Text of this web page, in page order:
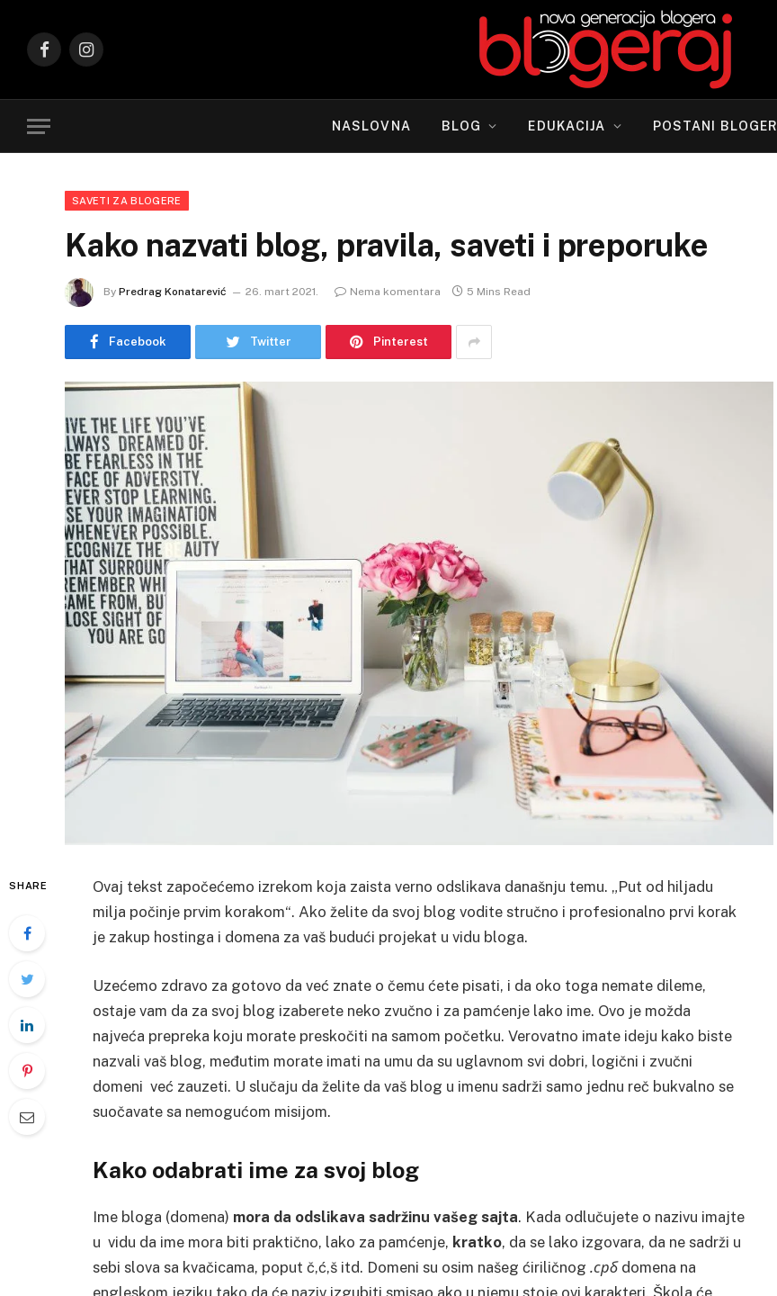
FacebookInstagram
NASLOVNA BLOG EDUKACIJA POSTANI BLOGER
SAVETI ZA BLOGERE
Kako nazvati blog, pravila, saveti i preporuke
By Predrag Konatarević 26. mart 2021. Nema komentara 5 Mins Read
Facebook Twitter Pinterest
SHARE
Ovaj tekst započećemo izrekom koja zaista verno odslikava današnju temu. „Put od hiljadu
milja počinje prvim korakom“. Ako želite da svoj blog vodite stručno i profesionalno prvi korak
je zakup hostinga i domena za vaš budući projekat u vidu bloga.
Uzećemo zdravo za gotovo da već znate o čemu ćete pisati, i da oko toga nemate dileme,
ostaje vam da za svoj blog izaberete neko zvučno i za pamćenje lako ime. Ovo je možda
najveća prepreka koju morate preskočiti na samom početku. Verovatno imate ideju kako biste
nazvali vaš blog, međutim morate imati na umu da su uglavnom svi dobri, logični i zvučni
domeni već zauzeti. U slučaju da želite da vaš blog u imenu sadrži samo jednu reč bukvalno se
suočavate sa nemogućom misijom.
Kako odabrati ime za svoj blog
Ime bloga (domena) mora da odslikava sadržinu vašeg sajta. Kada odlučujete o nazivu imajte
u vidu da ime mora biti praktično, lako za pamćenje, kratko, da se lako izgovara, da ne sadrži u
sebi slova sa kvačicama, poput č,ć,š itd. Domeni su osim našeg ćiriličnog .србdomena na
engleskom jeziku tako da će naziv izgubiti smisao ako u njemu stoje ovi karakteri. Škola će